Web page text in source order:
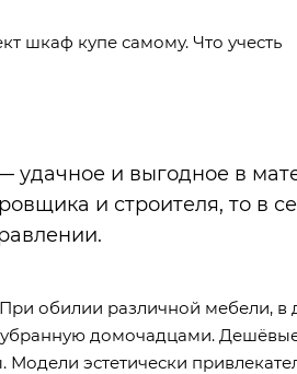
удачное и выгодное в
и строителя, то в
обилии различной мебели, в
домочадцами.
эстетически